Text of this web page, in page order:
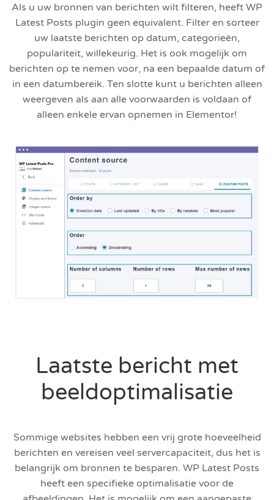
Als u uw bronnen van berichten wilt filteren, heeft WP
Latest Posts plugin geen equivalent. Filter en sorteer
uw laatste berichten op datum, categorieën,
populariteit, willekeurig. Het is ook mogelijk om
berichten op te nemen voor, na een bepaalde datum of
in een datumbereik. Ten slotte kunt u berichten alleen
weergeven als aan alle voorwaarden is voldaan of
alleen enkele ervan opnemen in Elementor!
Laatste bericht met
beeldoptimalisatie
Sommige websites hebben een vrij grote hoeveelheid
berichten en vereisen veel servercapaciteit, dus het is
belangrijk om bronnen te besparen. WP Latest Posts
heeft een specifieke optimalisatie voor de